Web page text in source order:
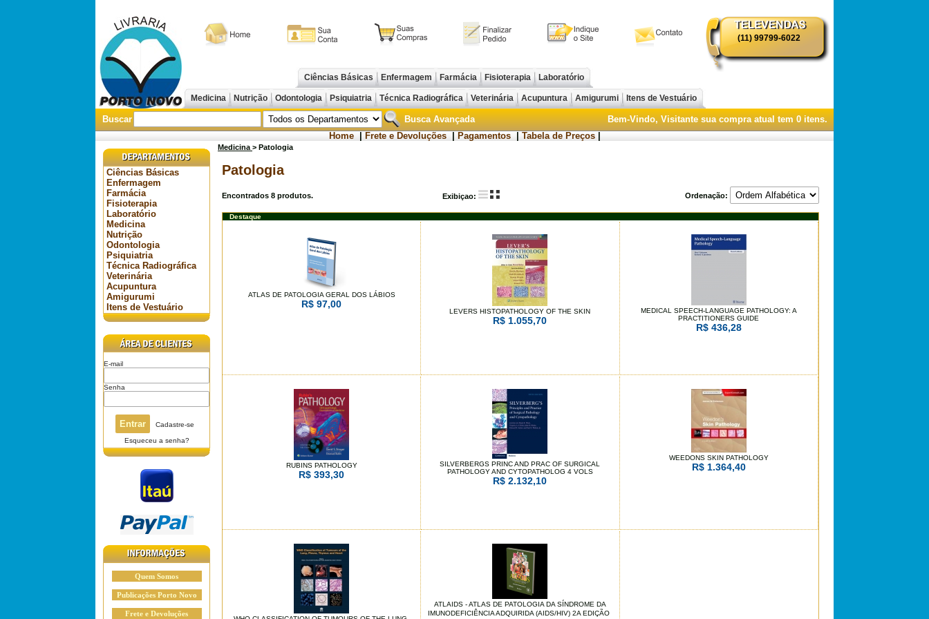
(11) 99799-6022
Ciências Básicas Enfermagem Farmácia Fisioterapia Laboratório
Medicina Nutrição Odontologia Psiquiatria Técnica Radiográfica Veterinária Acupuntura Amigurumi Itens de Vestuário
Buscar Busca Avançada Bem-Vindo, Visitantesua compra atual tem0itens.
Home| Frete e Devoluções| Pagamentos| Tabela de Preços|
Ciências Básicas
Enfermagem
Farmácia
Fisioterapia
Laboratório
Medicina
Nutrição
Odontologia
Psiquiatria
Técnica Radiográfica
Veterinária
Acupuntura
Amigurumi
Itens de Vestuário
E-mail
Senha
Cadastre-se
Esqueceu a senha?
Quem Somos
Publicações Porto Novo
Frete e Devoluções
Medicina > Patologia
Patologia
Encontrados 8 produtos. Exibiçao: Ordenação:
Destaque
ATLAS DE PATOLOGIA GERAL DOS LÁBIOS
R$ 97,00
LEVERS HISTOPATHOLOGY OF THE SKIN
R$ 1.055,70
MEDICAL SPEECH-LANGUAGE PATHOLOGY: A
PRACTITIONERS GUIDE
R$ 436,28
RUBINS PATHOLOGY
R$ 393,30
SILVERBERGS PRINC AND PRAC OF SURGICAL
PATHOLOGY AND CYTOPATHOLOG 4 VOLS
R$ 2.132,10
WEEDONS SKIN PATHOLOGY
R$ 1.364,40
ATLAIDS - ATLAS DE PATOLOGIA DA SÍNDROME DA
IMUNODEFICIÊNCIA ADQUIRIDA (AIDS/HIV) 2A EDIÇÃO 